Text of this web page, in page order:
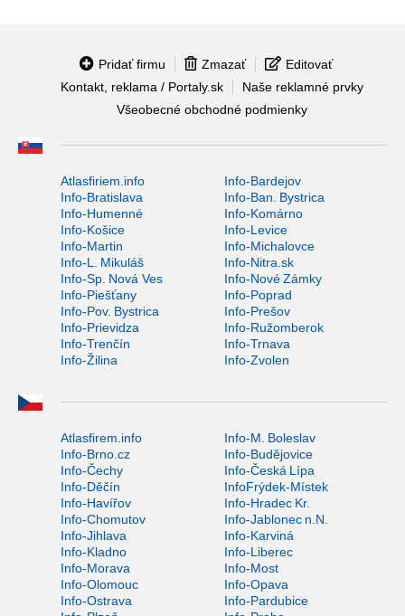
Pridať firmu Zmazať
Editovať
Kontakt, reklama / Portaly.sk
Naše reklamné prvky
Všeobecné obchodné podmienky
Atlasfiriem.info
Info-Bardejov
Info-Bratislava
Info-Ban. Bystrica
Info-Humenné
Info-Komárno
Info-Košice
Info-Levice
Info-Martin
Info-Michalovce
Info-L. Mikuláš
Info-Nitra.sk
Info-Sp. Nová Ves
Info-Nové Zámky
Info-Piešťany
Info-Poprad
Info-Pov. Bystrica
Info-Prešov
Info-Prievidza
Info-Ružomberok
Info-Trenčín
Info-Trnava
Info-Žilina
Info-Zvolen
Atlasfirem.info
Info-M. Boleslav
Info-Brno.cz
Info-Budějovice
Info-Čechy
Info-Česká Lípa
Info-Děčín
InfoFrýdek-Místek
Info-Havířov
Info-Hradec Kr.
Info-Chomutov
Info-Jablonec n.N.
Info-Jihlava
Info-Karviná
Info-Kladno
Info-Liberec
Info-Morava
Info-Most
Info-Olomouc
Info-Opava
Info-Ostrava
Info-Pardubice